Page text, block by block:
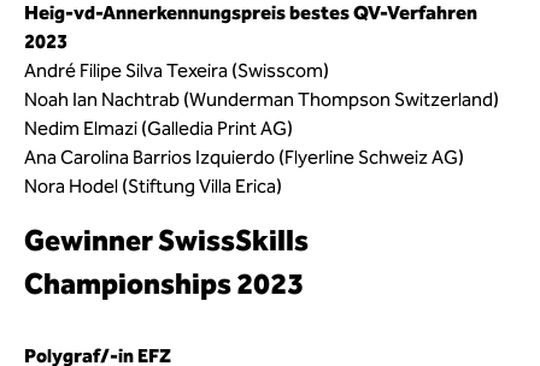
Heig-vd-Annerkennungspreis bestes QV-Verfahren
2023
André Filipe Silva Texeira (Swisscom)
Noah Ian Nachtrab (Wunderman Thompson Switzerland)
Nedim Elmazi (Galledia Print AG)
Ana Carolina Barrios Izquierdo (Flyerline Schweiz AG)
Nora Hodel (Stiftung Villa Erica)
Gewinner SwissSkills
Championships 2023
Polygraf/-in EFZ